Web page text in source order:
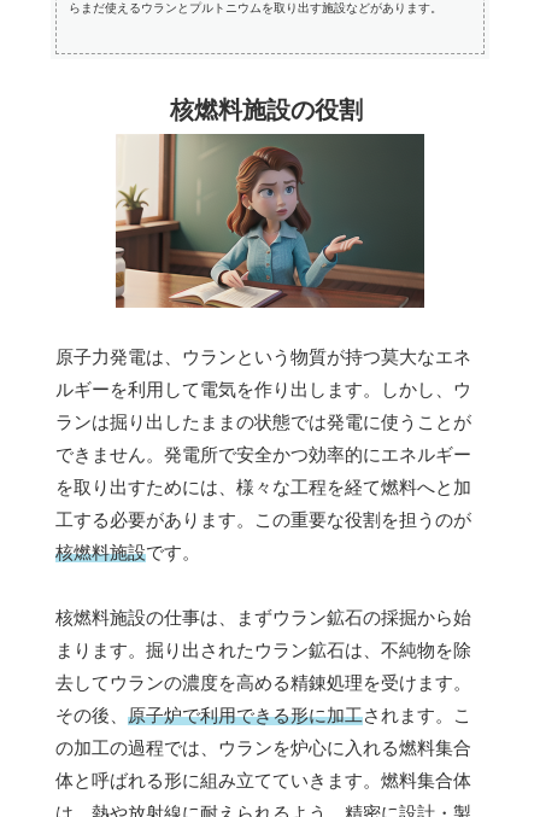
らまだ使えるウランとプルトニウムを取り出す施設などがあります。
核燃料施設の役割
原子力発電は、ウランという物質が持つ莫大なエネ
ルギーを利用して電気を作り出します。しかし、ウ
ランは掘り出したままの状態では発電に使うことが
できません。発電所で安全かつ効率的にエネルギー
を取り出すためには、様々な工程を経て燃料へと加
工する必要があります。この重要な役割を担うのが
核燃料施設です。
核燃料施設の仕事は、まずウラン鉱石の採掘から始
まります。掘り出されたウラン鉱石は、不純物を除
去してウランの濃度を高める精錬処理を受けます。
その後、 原子炉で利用できる形に加工されます。こ
の加工の過程では、ウランを炉心に入れる燃料集合
体と呼ばれる形に組み立てていきます。燃料集合体
は、熱や放射線に耐えられるよう、精密に設計・製